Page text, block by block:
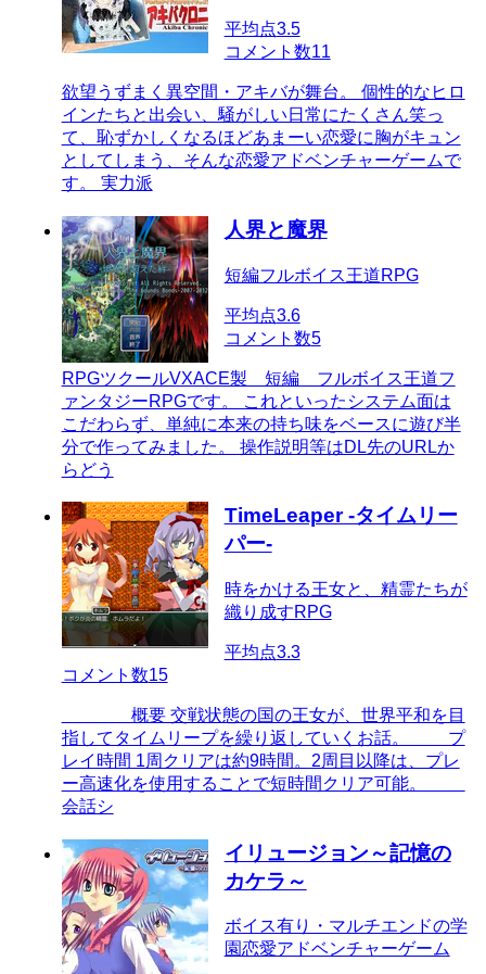
平均点3.5
コメント数11
欲望うずまく異空間・アキバが舞台。 個性的なヒロ
インたちと出会い、騒がしい日常にたくさん笑っ
て、恥ずかしくなるほどあまーい恋愛に胸がキュン
としてしまう、そんな恋愛アドベンチャーゲームで
す。 実力派
人界と魔界
短編フルボイス王道RPG
平均点3.6
コメント数5
RPGツクールVXACE製 短編 フルボイス王道フ
ァンタジーRPGです。 これといったシステム面は
こだわらず、単純に本来の持ち味をベースに遊び半
分で作ってみました。 操作説明等はDL先のURLか
らどう
TimeLeaper -タイムリー
パー-
時をかける王女と、精霊たちが
織り成すRPG
平均点3.3
コメント数15
概要 交戦状態の国の王女が、世界平和を目
指してタイムリープを繰り返していくお話。 プ
レイ時間 1周クリアは約9時間。2周目以降は、プレ
ー高速化を使用することで短時間クリア可能。
会話シ
イリュージョン～記憶の
カケラ～
ボイス有り・マルチエンドの学
園恋愛アドベンチャーゲーム